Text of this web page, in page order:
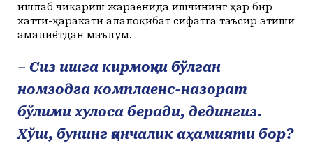
ишлаб чиқариш жараёнида ишчининг ҳар бир
хатти-ҳаракати алалоқибат сифатга таъсир этиши
амалиётдан маълум.
– Сиз ишга кирмоқчи бўлган
номзодга комплаенс-назорат
бўлими хулоса беради, дедингиз.
Хўш, бунинг қанчалик аҳамияти бор?